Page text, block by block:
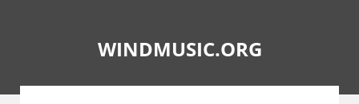
WINDMUSIC.ORG